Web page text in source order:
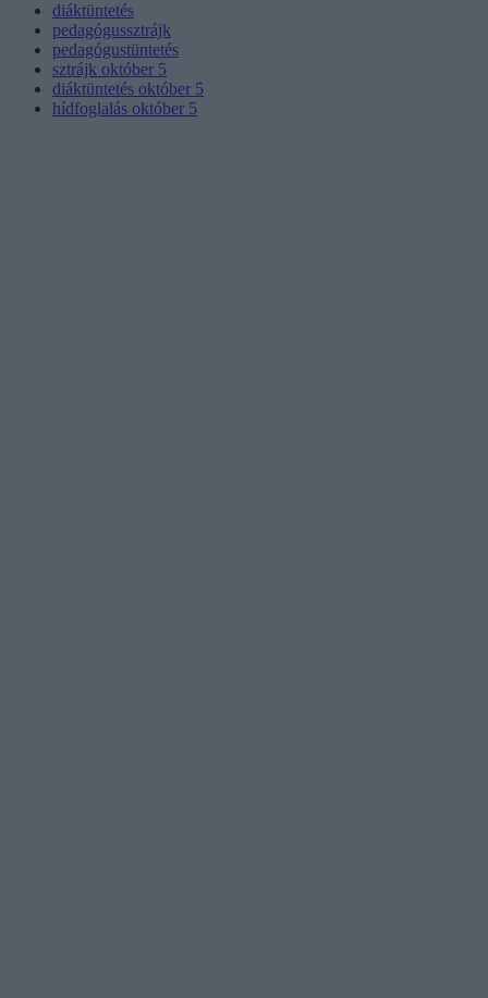
diáktüntetés
pedagógussztrájk
pedagógustüntetés
sztrájk október 5
diáktüntetés október 5
hídfoglalás október 5